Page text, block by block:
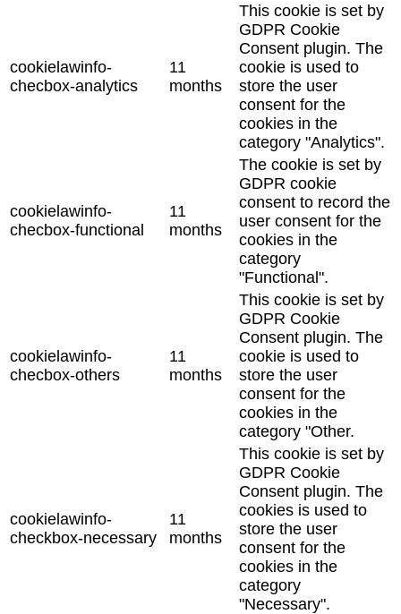
cookielawinfo-
checbox-analytics
11
months
This cookie is set by
GDPR Cookie
Consent plugin. The
cookie is used to
store the user
consent for the
cookies in the
category "Analytics".
cookielawinfo-
checbox-functional
11
months
The cookie is set by
GDPR cookie
consent to record the
user consent for the
cookies in the
category
"Functional".
cookielawinfo-
checbox-others
11
months
This cookie is set by
GDPR Cookie
Consent plugin. The
cookie is used to
store the user
consent for the
cookies in the
category "Other.
cookielawinfo-
checkbox-necessary
11
months
This cookie is set by
GDPR Cookie
Consent plugin. The
cookies is used to
store the user
consent for the
cookies in the
category
"Necessary".